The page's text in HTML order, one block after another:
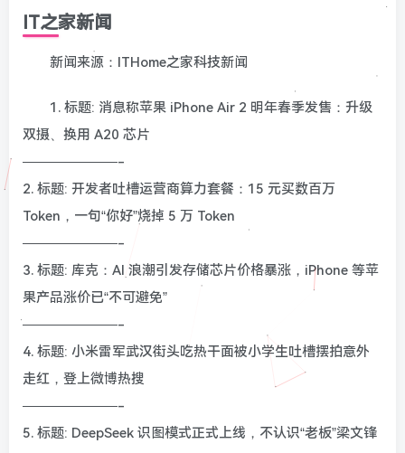
IT之家新闻
新闻来源：ITHome之家科技新闻
1. 标题: 消息称苹果 iPhone Air 2 明年春季发售：升级
双摄、换用 A20 芯片
———————-
2. 标题: 开发者吐槽运营商算力套餐：15 元买数百万
Token，一句“你好”烧掉 5 万 Token
———————-
3. 标题: 库克：AI 浪潮引发存储芯片价格暴涨，iPhone 等苹
果产品涨价已“不可避免”
———————-
4. 标题: 小米雷军武汉街头吃热干面被小学生吐槽摆拍意外
走红，登上微博热搜
———————-
5. 标题: DeepSeek 识图模式正式上线，不认识“老板”梁文锋